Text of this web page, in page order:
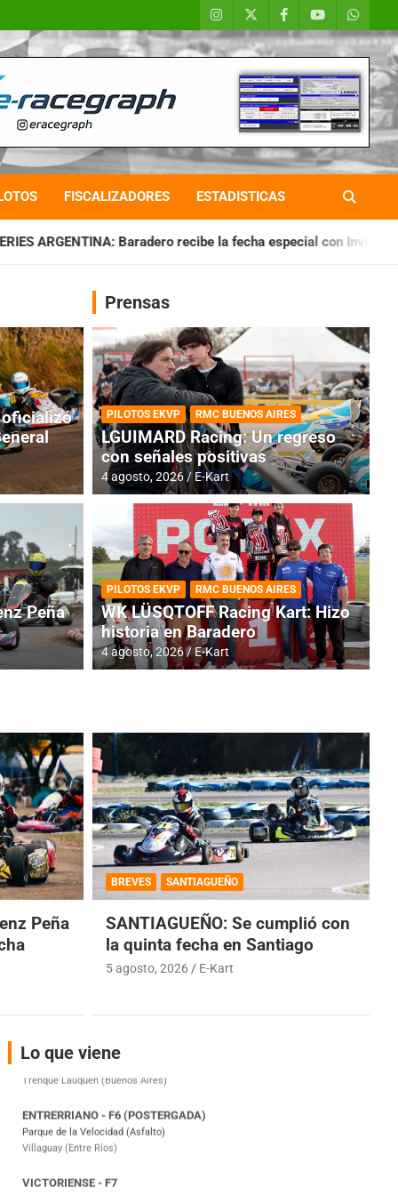
FISCALIZADORES ESTADISTICAS
recibe la fecha especial con Invitados CHAQUEÑO
RMC BUENOS AIRES
Cerró una jornada
oficializó
Peña
Prensas
PILOTOS EKVP RMC BUENOS AIRES
LGUIMARD Racing: Un regreso
con señales positivas
4 agosto, 2026 E-Kart
PILOTOS EKVP RMC BUENOS AIRES
WK LÜSQTOFF Racing Kart: Hizo
historia en Baradero
4 agosto, 2026 E-Kart
Peña
BREVES SANTIAGUEÑO
SANTIAGUEÑO: Se cumplió con
la quinta fecha en Santiago
5 agosto, 2026 E-Kart
Lo que viene
COBERTURA ESPECIAL DE E-KART.COM.AR
08/09-AGO
Ramiro Tot (Asfalto)
Baradero (Buenos Aires)
Parque de la Velocidad (Asfalto)
VICTORIENSE - F7
El Cerro (Tierra)
Victoria (Entre Ríos)
PATAGONICO - F6